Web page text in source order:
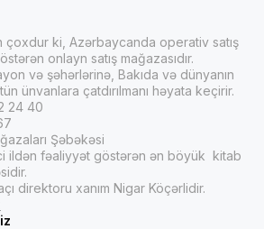
çoxdur ki, Azərbaycanda operativ satış
onlayn satış mağazasıdır.
və şəhərlərinə, Bakıda və dünyanın
ünvanlara çatdırılmanı həyata keçirir.
24 40
Şəbəkəsi
ildən fəaliyyət göstərən ən böyük kitab
direktoru xanım Nigar Köçərlidir.